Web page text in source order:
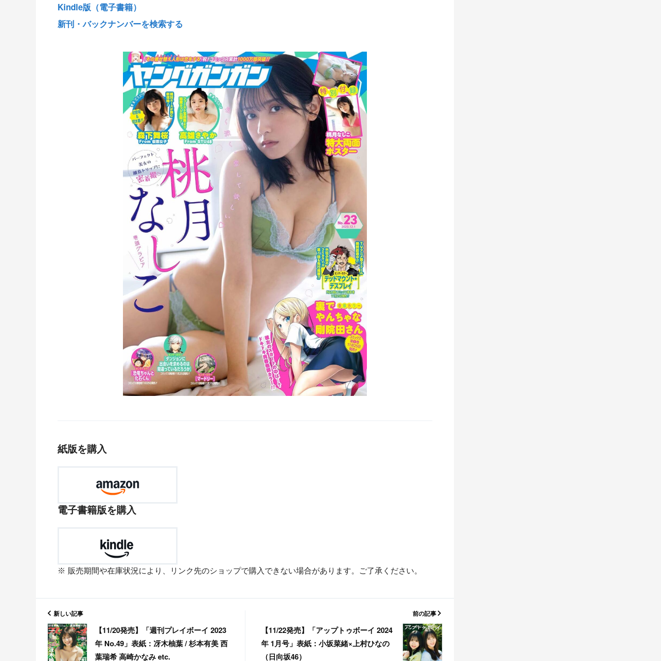
Kindle版（電子書籍）
新刊・バックナンバーを検索する
紙版を購入
電子書籍版を購入
販売期間や在庫状況により、リンク先のショップで購入できない場合があります。ご了承ください。
新しい記事
【11/20発売】「週刊プレイボーイ 2023
年 No.49」表紙：冴木柚葉 / 杉本有美 西
葉瑞希 高崎かなみ etc.
前の記事
【11/22発売】「アップトゥボーイ 2024
年 1月号」表紙：小坂菜緒×上村ひなの
（日向坂46）